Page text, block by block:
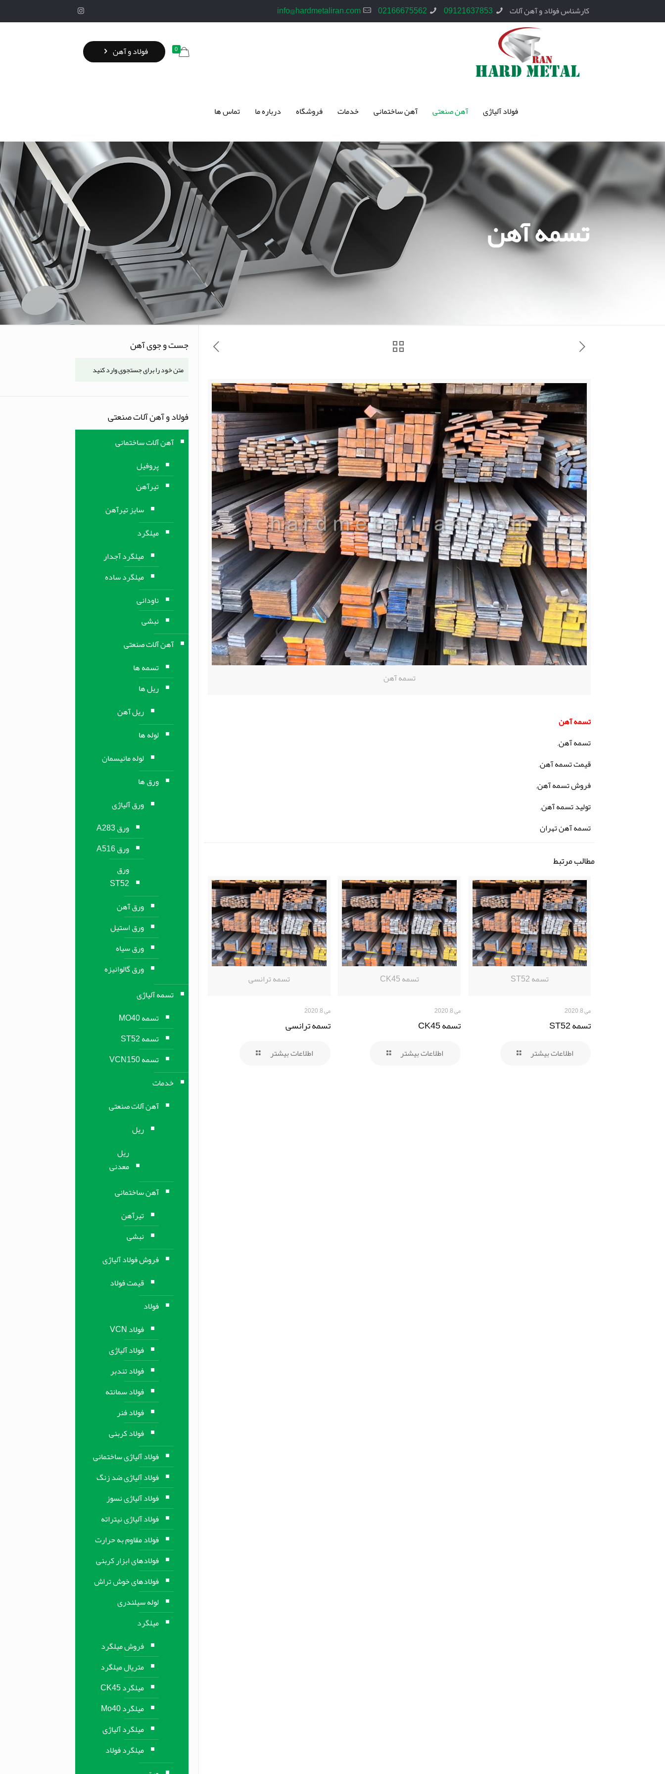
کارشناس فولاد و آهن آلات 09121637853
02166675562
info@hardmetaliran.com
فولاد آلیاژی آهن صنعتی آهن ساختمانی خدمات فروشگاه درباره ما تماس ها
0 فولاد و آهن
تسمه آهن
تسمه آهن
تسمه آهن
تسمه آهن,
قیمت تسمه آهن,
فروش تسمه آهن,
تولید تسمه آهن,
تسمه آهن تهران
مطالب مرتبط
تسمه ST52
می 8, 2020
تسمه ST52
اطلاعات بیشتر
تسمه CK45
می 8, 2020
تسمه CK45
اطلاعات بیشتر
تسمه ترانسی
می 8, 2020
تسمه ترانسی
اطلاعات بیشتر
جست و جوی آهن
فولاد و آهن آلات صنعتی
آهن آلات ساختمانی
پروفیل
تیرآهن
سایز تیرآهن
میلگرد
میلگرد آجدار
میلگرد ساده
ناودانی
نبشی
آهن آلات صنعتی
تسمه ها
ریل ها
ریل آهن
لوله ها
لوله مانیسمان
ورق ها
ورق آلیاژی
ورق A283
ورق A516
ورق
ST52
ورق آهن
ورق استیل
ورق سیاه
ورق گالوانیزه
تسمه آلیاژی
تسمه MO40
تسمه ST52
تسمه VCN150
خدمات
آهن آلات صنعتی
ریل
ریل
معدنی
آهن ساختمانی
تیرآهن
نبشی
فروش فولاد آلیاژی
قیمت فولاد
فولاد
فولاد VCN
فولاد آلیاژی
فولاد تندبر
فولاد سمانته
فولاد فنر
فولاد کربنی
فولاد آلیاژی ساختمانی
فولاد آلیاژی ضد زنگ
فولاد آلیاژی نسوز
فولاد آلیاژی نیتراته
فولاد مقاوم به حرارت
فولادهای ابزار کربنی
فولادهای خوش تراش
لوله سیلندری
میلگرد
فروش میلگرد
متریال میلگرد
میلگرد CK45
میلگرد Mo40
میلگرد آلیاژی
میلگرد فولاد